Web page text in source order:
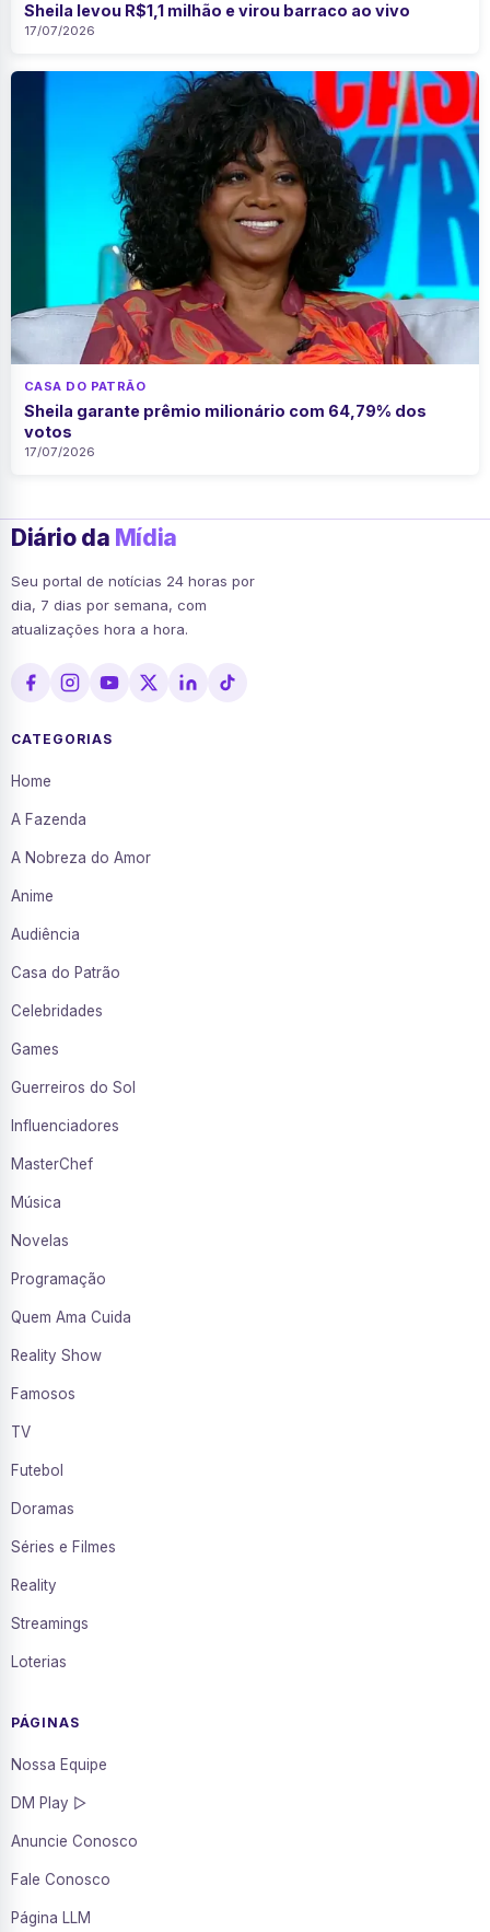
Sheila levou R$1,1 milhão e virou barraco ao vivo
17/07/2026
CASA DO PATRÃO
Sheila garante prêmio milionário com 64,79% dos
votos
17/07/2026
Diário da Mídia
Seu portal de notícias 24 horas por
dia, 7 dias por semana, com
atualizações hora a hora.
CATEGORIAS
Home
A Fazenda
A Nobreza do Amor
Anime
Audiência
Casa do Patrão
Celebridades
Games
Guerreiros do Sol
Influenciadores
MasterChef
Música
Novelas
Programação
Quem Ama Cuida
Reality Show
Famosos
TV
Futebol
Doramas
Séries e Filmes
Reality
Streamings
Loterias
PÁGINAS
Nossa Equipe
DM Play ▷
Anuncie Conosco
Fale Conosco
Página LLM